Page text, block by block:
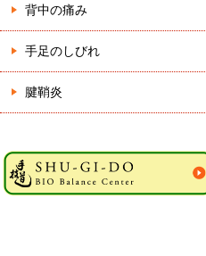
背中の痛み
手足のしびれ
腱鞘炎